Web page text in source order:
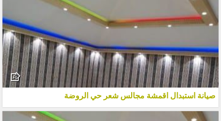
صيانة استبدال اقمشة مجالس شعر حي الروضة